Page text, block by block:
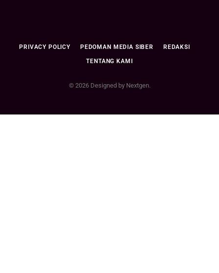
PRIVACY POLICY PEDOMAN MEDIA SIBER REDAKSI
TENTANG KAMI
© 2026 Designed by Nextgen.